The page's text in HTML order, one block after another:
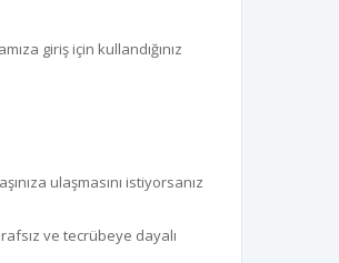
giriş için kullandığınız
ulaşmasını istiyorsanız
ve tecrübeye dayalı